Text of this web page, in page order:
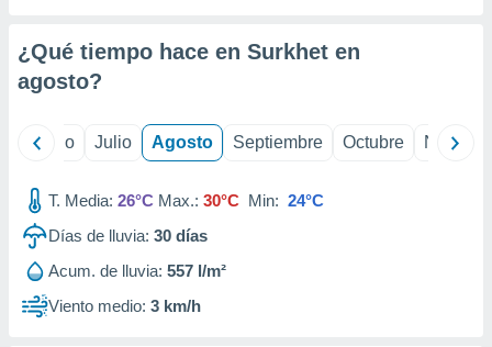
e
mediante
publicidad
publicidad
de
1199
¿Qué tiempo hace en Surkhet en
agosto?
Junio Julio Agosto Septiembre Octubre
T. Media: 26°C Max.: 30°C Min: 24°C
Días de lluvia: 30 días
Acum. de lluvia: 557 l/m²
Viento medio: 3 km/h